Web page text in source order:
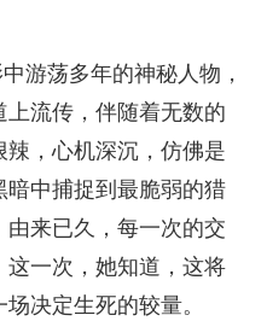
游荡多年的神秘人物，
流传，伴随着无数的
，心机深沉，仿佛是
中捕捉到最脆弱的猎
来已久，每一次的交
一次，她知道，这将
决定生死的较量。